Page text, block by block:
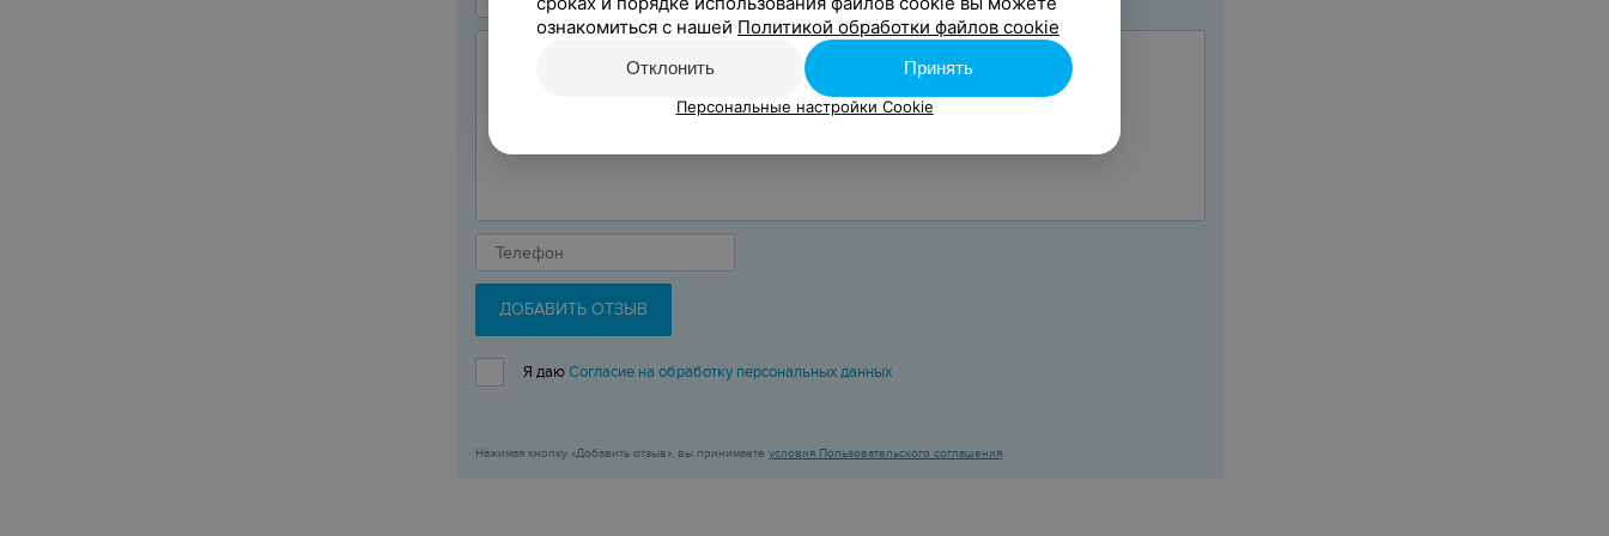
ДОБАВИТЬ ОТЗЫВ
Я даюСогласие на обработку персональных данных
Нажимая кнопку «Добавить отзыв», вы принимаете условия Пользовательского соглашения
ознакомиться с нашей Политикой обработки файлов cookie
Отклонить Принять
Персональные настройки Cookie